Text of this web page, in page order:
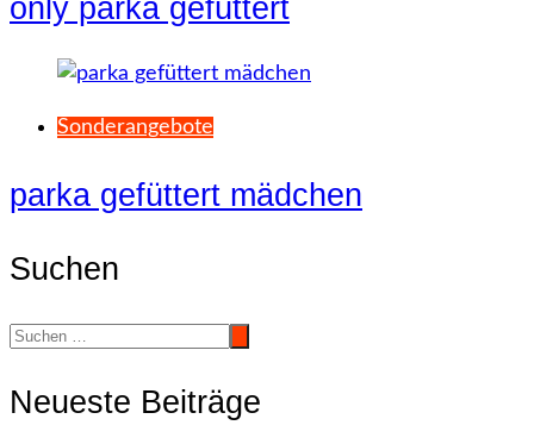
only parka gefüttert
Sonderangebote
parka gefüttert mädchen
Suchen
Neueste Beiträge